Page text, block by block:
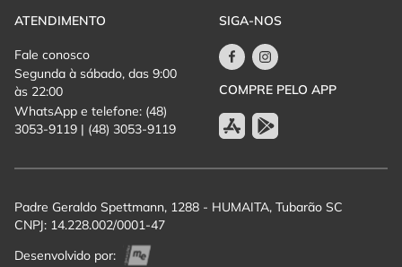
ATENDIMENTO
Fale conosco
Segunda à sábado, das 9:00
às 22:00
WhatsApp e telefone: (48)
3053-9119 | (48) 3053-9119
SIGA-NOS
COMPRE PELO APP
Desenvolvido por:
Padre Geraldo Spettmann, 1288 - HUMAITA, Tubarão SC
CNPJ: 14.228.002/0001-47